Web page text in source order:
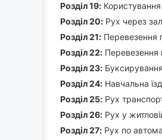
Роздiл 19:
Роздiл 20: Рух через
Роздiл 21: Перевезення
Роздiл 22: Перевезення
Роздiл 23:
Роздiл 24: Навчальна
Роздiл 25: Рух
Роздiл 26: Рух у
Роздiл 27: Рух по